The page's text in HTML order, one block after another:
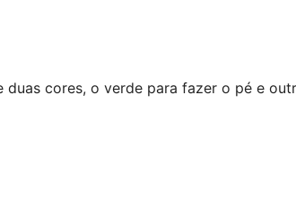
duas cores, o verde para fazer o pé e